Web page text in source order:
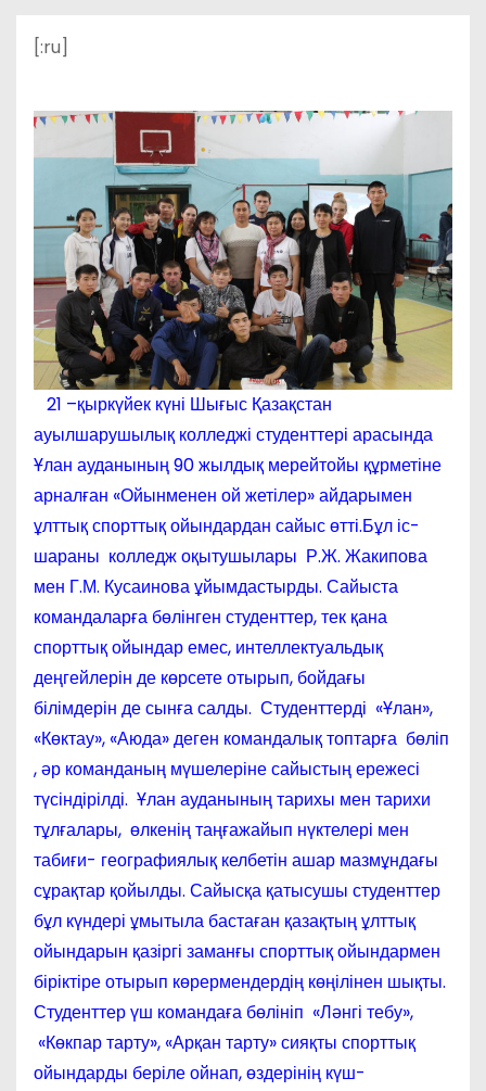
[:ru]
21 –қыркүйек күні Шығыс Қазақстан
ауылшарушылық колледжі студенттері арасында
Ұлан ауданының 90 жылдық мерейтойы құрметіне
арналған «Ойынменен ой жетілер» айдарымен
ұлттық спорттық ойындардан сайыс өтті.Бұл іс-
шараны колледж оқытушылары Р.Ж. Жакипова
мен Г.М. Кусаинова ұйымдастырды. Сайыста
командаларға бөлінген студенттер, тек қана
спорттық ойындар емес, интеллектуальдық
деңгейлерін де көрсете отырып, бойдағы
білімдерін де сынға салды. Студенттерді «Ұлан»,
«Көктау», «Аюда» деген командалық топтарға бөліп
, әр команданың мүшелеріне сайыстың ережесі
түсіндірілді. Ұлан ауданының тарихы мен тарихи
тұлғалары, өлкенің таңғажайып нүктелері мен
табиғи- географиялық келбетін ашар мазмұндағы
сұрақтар қойылды. Сайысқа қатысушы студенттер
бұл күндері ұмытыла бастаған қазақтың ұлттық
ойындарын қазіргі заманғы спорттық ойындармен
біріктіре отырып көрермендердің көңілінен шықты.
Студенттер үш командаға бөлініп «Ләнгі тебу»,
«Көкпар тарту», «Арқан тарту» сияқты спорттық
ойындарды беріле ойнап, өздерінің күш-